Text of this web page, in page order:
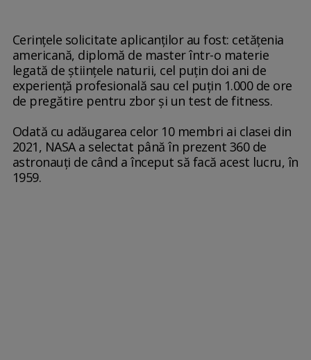
Cerinţele solicitate aplicanţilor au fost: cetăţenia
americană, diplomă de master într-o materie
legată de ştiinţele naturii, cel puţin doi ani de
experienţă profesională sau cel puţin 1.000 de ore
de pregătire pentru zbor şi un test de fitness.
Odată cu adăugarea celor 10 membri ai clasei din
2021, NASA a selectat până în prezent 360 de
astronauţi de când a început să facă acest lucru, în
1959.